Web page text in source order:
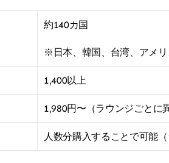
約140カ国
※日本、韓国、台湾、アメ
1,400以上
1,980円〜（ラウンジごとに
人数分購入することで可能